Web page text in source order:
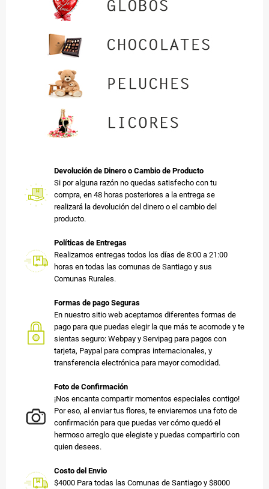
Devolución de Dinero o Cambio de Producto
Si por alguna razón no quedas satisfecho con tu
compra, en 48 horas posteriores a la entrega se
realizará la devolución del dinero o el cambio del
producto.
Políticas de Entregas
Realizamos entregas todos los días de 8:00 a 21:00
horas en todas las comunas de Santiago y sus
Comunas Rurales.
Formas de pago Seguras
En nuestro sitio web aceptamos diferentes formas de
pago para que puedas elegir la que más te acomode y te
sientas seguro: Webpay y Servipag para pagos con
tarjeta, Paypal para compras internacionales, y
transferencia electrónica para mayor comodidad.
Foto de Confirmación
¡Nos encanta compartir momentos especiales contigo!
Por eso, al enviar tus flores, te enviaremos una foto de
confirmación para que puedas ver cómo quedó el
hermoso arreglo que elegiste y puedas compartirlo con
quien desees.
Costo del Envio
$4000 Para todas las Comunas de Santiago y $8000